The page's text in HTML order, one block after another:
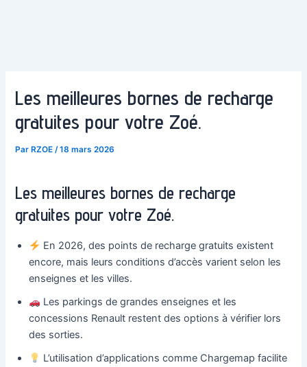
Les meilleures bornes de recharge
gratuites pour votre Zoé.
Par RZOE/18 mars 2026
Les meilleures bornes de recharge
gratuites pour votre Zoé.
En 2026, des points de recharge gratuits existent
encore, mais leurs conditions d’accès varient selon les
enseignes et les villes.
Les parkings de grandes enseignes et les
concessions Renault restent des options à vérifier lors
des sorties.
L’utilisation d’applications comme Chargemap facilite